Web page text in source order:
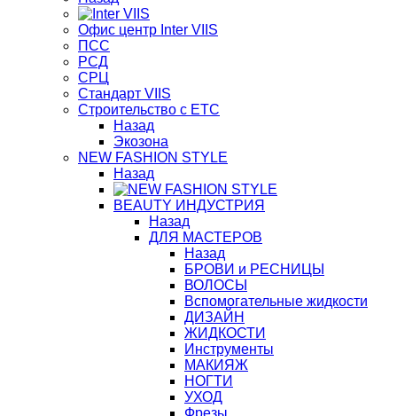
Офис центр Inter VIIS
ПСС
РСД
СРЦ
Стандарт VIIS
Строительство с ЕТС
Назад
Экозона
NEW FASHION STYLE
Назад
BЕАUTY ИНДУСТРИЯ
Назад
ДЛЯ МАСТЕРОВ
Назад
БРОВИ и РЕСНИЦЫ
ВОЛОСЫ
Вспомогательные жидкости
ДИЗАЙН
ЖИДКОСТИ
Инструменты
МАКИЯЖ
НОГТИ
УХОД
Фрезы